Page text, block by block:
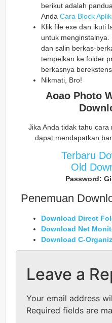
berikut adalah
Anda Cara Block
Klik file exe dan ikuti
untuk
dan salin berkas-
tempelkan ke folder
berkasnya
Nikmati, Bro!
Aoao Photo
Jika Anda tidak tahu
dapat mendapatkan
Terbaru
Old
Password:
Penemuan
Download Direct
Download Net
Download C-
Leave a
Your email address
Required fields are